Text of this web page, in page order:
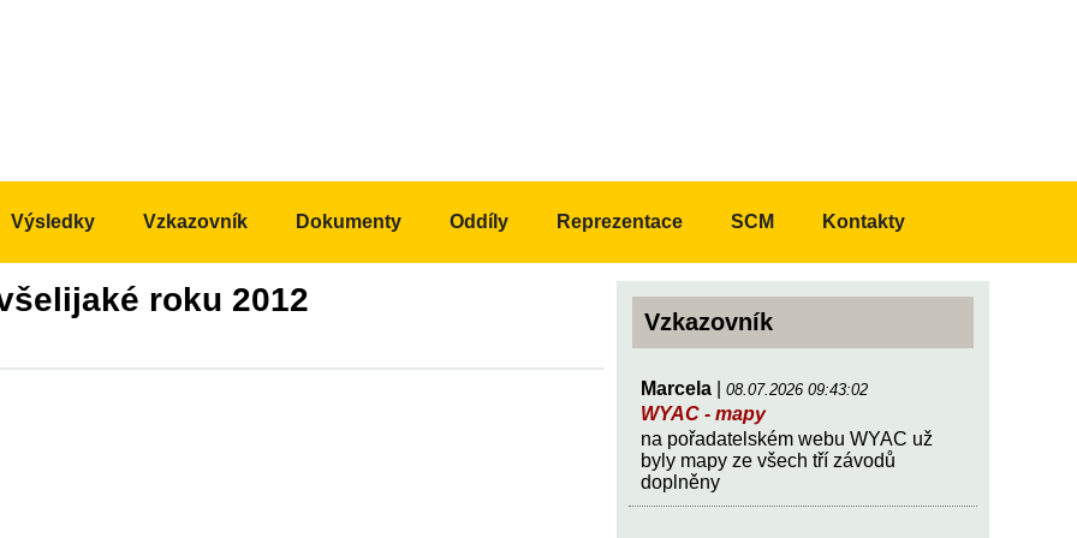
roku 2012
Vzkazovník
Marcela 08.07.2026 09:43:02
WYAC - mapy
na pořadatelském webu WYAC už
byly mapy ze všech tří závodů
doplněny
Výsledky Vzkazovník Dokumenty Oddíly Reprezentace SCM Kontakty